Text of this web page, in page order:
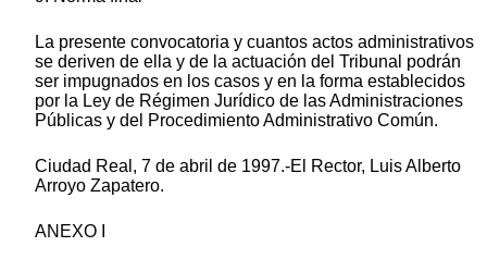
La presente convocatoria y cuantos actos administrativos
se deriven de ella y de la actuación del Tribunal podrán
ser impugnados en los casos y en la forma establecidos
por la Ley de Régimen Jurídico de las Administraciones
Públicas y del Procedimiento Administrativo Común.
Ciudad Real, 7 de abril de 1997.-El Rector, Luis Alberto
Arroyo Zapatero.
ANEXO I